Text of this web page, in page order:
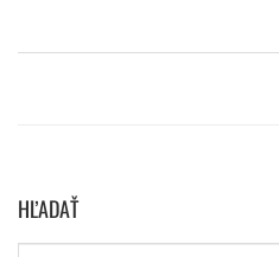
HĽADAŤ